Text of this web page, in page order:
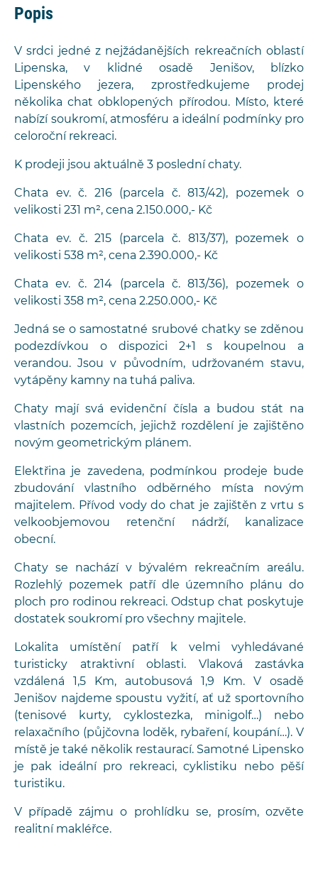
Popis
V srdci jedné z nejžádanějších rekreačních oblastí
Lipenska, v klidné osadě Jenišov, blízko
Lipenského jezera, zprostředkujeme prodej
několika chat obklopených přírodou. Místo, které
nabízí soukromí, atmosféru a ideální podmínky pro
celoroční rekreaci.
K prodeji jsou aktuálně 3 poslední chaty.
Chata ev. č. 216 (parcela č. 813/42), pozemek o
velikosti 231 m², cena 2.150.000,- Kč
Chata ev. č. 215 (parcela č. 813/37), pozemek o
velikosti 538 m², cena 2.390.000,- Kč
Chata ev. č. 214 (parcela č. 813/36), pozemek o
velikosti 358 m², cena 2.250.000,- Kč
Jedná se o samostatné srubové chatky se zděnou
podezdívkou o dispozici 2+1 s koupelnou a
verandou. Jsou v původním, udržovaném stavu,
vytápěny kamny na tuhá paliva.
Chaty mají svá evidenční čísla a budou stát na
vlastních pozemcích, jejichž rozdělení je zajištěno
novým geometrickým plánem.
Elektřina je zavedena, podmínkou prodeje bude
zbudování vlastního odběrného místa novým
majitelem. Přívod vody do chat je zajištěn z vrtu s
velkoobjemovou retenční nádrží, kanalizace
obecní.
Chaty se nachází v bývalém rekreačním areálu.
Rozlehlý pozemek patří dle územního plánu do
ploch pro rodinou rekreaci. Odstup chat poskytuje
dostatek soukromí pro všechny majitele.
Lokalita umístění patří k velmi vyhledávané
turisticky atraktivní oblasti. Vlaková zastávka
vzdálená 1,5 Km, autobusová 1,9 Km. V osadě
Jenišov najdeme spoustu vyžití, ať už sportovního
(tenisové kurty, cyklostezka, minigolf…) nebo
relaxačního (půjčovna loděk, rybaření, koupání…). V
místě je také několik restaurací. Samotné Lipensko
je pak ideální pro rekreaci, cyklistiku nebo pěší
turistiku.
V případě zájmu o prohlídku se, prosím, ozvěte
realitní makléřce.